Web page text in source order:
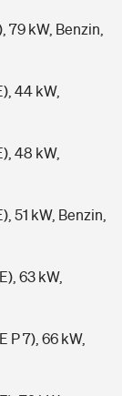
79 kW, Benzin,
44 kW,
48 kW,
51 kW, Benzin,
63 kW,
P 7), 66 kW,